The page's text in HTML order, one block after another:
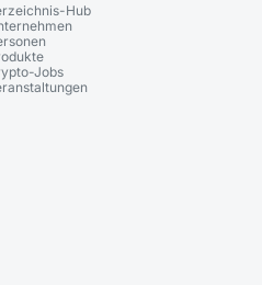
Hub
Jobs